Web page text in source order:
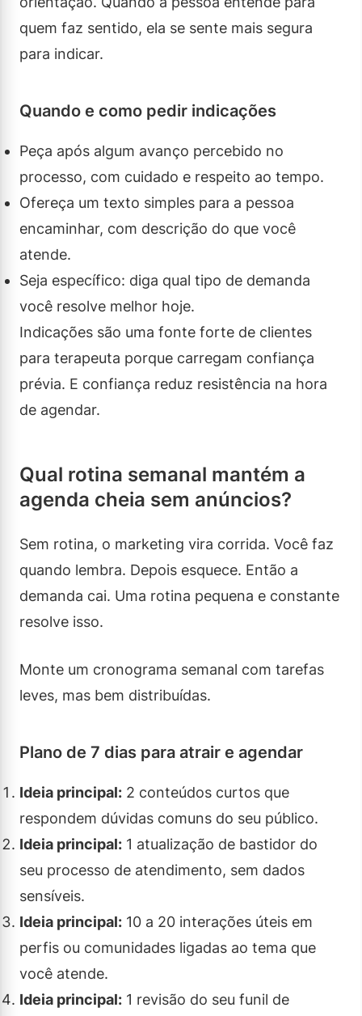
quem faz sentido, ela se sente mais segura
para indicar.
Quando e como pedir indicações
Peça após algum avanço percebido no
processo, com cuidado e respeito ao tempo.
Ofereça um texto simples para a pessoa
encaminhar, com descrição do que você
atende.
Seja específico: diga qual tipo de demanda
você resolve melhor hoje.
Indicações são uma fonte forte de clientes
para terapeuta porque carregam confiança
prévia. E confiança reduz resistência na hora
de agendar.
Qual rotina semanal mantém a
agenda cheia sem anúncios?
Sem rotina, o marketing vira corrida. Você faz
quando lembra. Depois esquece. Então a
demanda cai. Uma rotina pequena e constante
resolve isso.
Monte um cronograma semanal com tarefas
leves, mas bem distribuídas.
Plano de 7 dias para atrair e agendar
Ideia principal: 2 conteúdos curtos que
respondem dúvidas comuns do seu público.
Ideia principal: 1 atualização de bastidor do
seu processo de atendimento, sem dados
sensíveis.
Ideia principal: 10 a 20 interações úteis em
perfis ou comunidades ligadas ao tema que
você atende.
Ideia principal: 1 revisão do seu funil de